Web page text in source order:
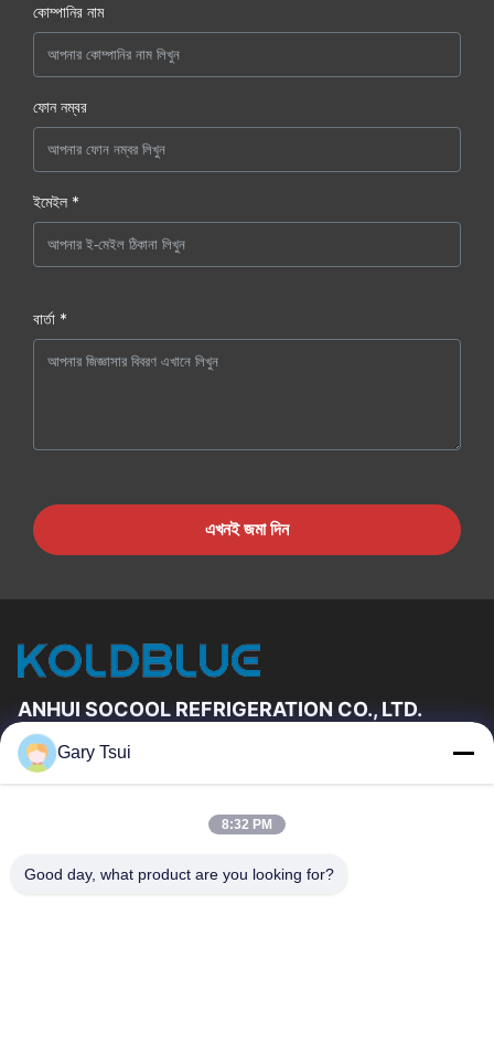
কোম্পানির নাম
ফোন নম্বর
ইমেইল *
বার্তা *
এখনই জমা দিন
ANHUI SOCOOL REFRIGERATION CO., LTD.
দ্রুত লিঙ্ক
আমাদের সম্পর্কে
কারখানা ভ্রমণ
মান নিয়ন্ত্রণ
Gary Tsui
8:32 PM
Good day, what product are you looking for?